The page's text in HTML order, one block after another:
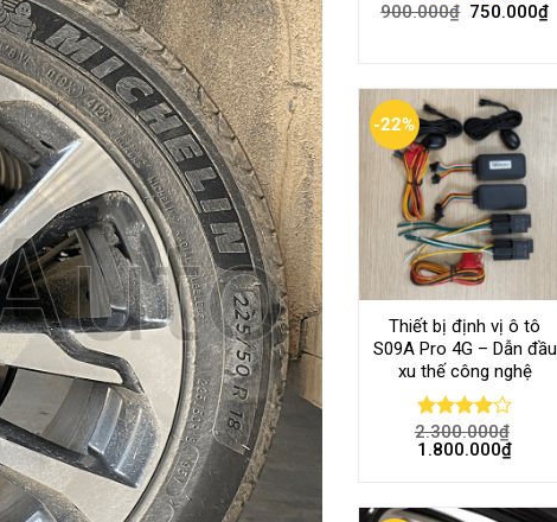
Rated 5.00
900.000₫ 750.000₫
-22%
Thiết bị định vị ô tô
S09A Pro 4G – Dẫn đầu
xu thế công nghệ
Rated
4.00out
2.300.000₫
1.800.000₫